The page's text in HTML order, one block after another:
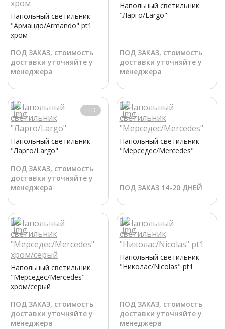
Напольный светильник
"Армандо/Armando" pt1
хром
ПОД ЗАКАЗ, стоимость
доставки уточняйте у
менеджера
Напольный светильник
"Ларго/Largo"
ПОД ЗАКАЗ, стоимость
доставки уточняйте у
менеджера
LED
Напольный светильник
"Ларго/Largo"
ПОД ЗАКАЗ, стоимость
доставки уточняйте у
менеджера
Напольный светильник
"Мерседес/Mercedes"
ПОД ЗАКАЗ 14-20 ДНЕЙ
Напольный светильник
"Мерседес/Mercedes"
хром/серый
ПОД ЗАКАЗ, стоимость
доставки уточняйте у
менеджера
Напольный светильник
"Николас/Nicolas" pt1
ПОД ЗАКАЗ, стоимость
доставки уточняйте у
менеджера